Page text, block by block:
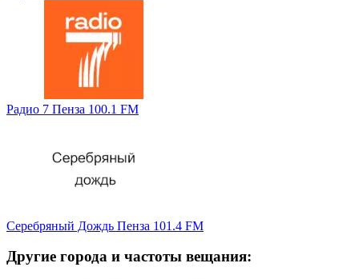
Радио 7 Пенза 100.1 FM
Серебряный Дождь Пенза 101.4 FM
Другие города и частоты вещания: